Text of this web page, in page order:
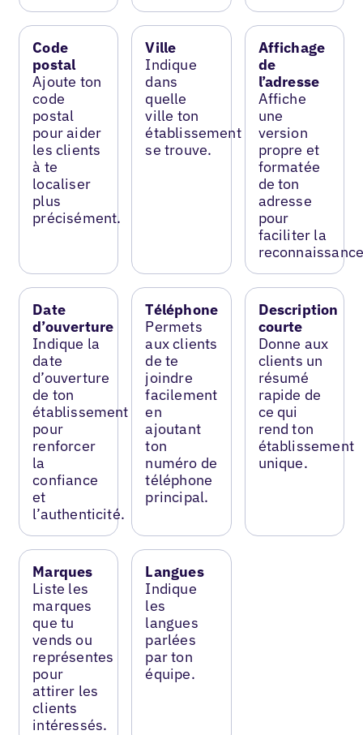
Code
postal
Ajoute ton
code
postal
pour aider
les clients
à te
localiser
plus
précisément.
Ville
Indique
dans
quelle
ville ton
établissement
se trouve.
Affichage
de
l’adresse
Affiche
une
version
propre et
formatée
de ton
adresse
pour
faciliter la
Date
d’ouverture
Indique la
date
d’ouverture
de ton
établissement
pour
renforcer
la
confiance
et
l’authenticité.
Téléphone
Permets
aux clients
de te
joindre
facilement
en
ajoutant
ton
numéro de
téléphone
principal.
Description
courte
Donne aux
clients un
résumé
rapide de
ce qui
rend ton
établissement
unique.
Marques
Liste les
marques
que tu
vends ou
représentes
pour
attirer les
clients
intéressés.
Langues
Indique
les
langues
parlées
par ton
équipe.